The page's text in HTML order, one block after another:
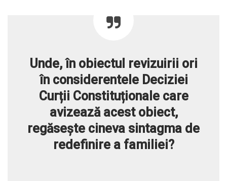
Unde, în obiectul revizuirii ori
în considerentele Deciziei
Curții Constituționale care
avizează acest obiect,
regăsește cineva sintagma de
redefinire a familiei?